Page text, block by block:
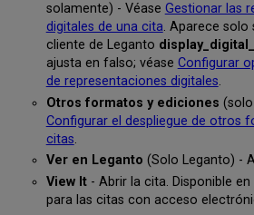
solamente) - Véase Gestionar las
digitales de una cita. Aparece solo
cliente de Leganto
ajusta en falso; véase Configurar
de representaciones digitales.
Otros formatos y ediciones
Configurar el despliegue de otros
citas.
Ver en Leganto (Solo Leganto) -
View It- Abrir la cita. Disponible en
para las citas con acceso